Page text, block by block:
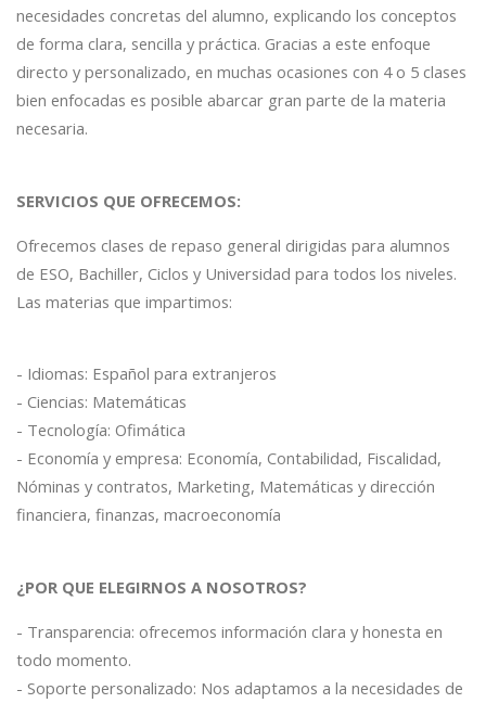
necesidades concretas del alumno, explicando los conceptos
de forma clara, sencilla y práctica. Gracias a este enfoque
directo y personalizado, en muchas ocasiones con 4 o 5 clases
bien enfocadas es posible abarcar gran parte de la materia
necesaria.
SERVICIOS QUE OFRECEMOS:
Ofrecemos clases de repaso general dirigidas para alumnos
de ESO, Bachiller, Ciclos y Universidad para todos los niveles.
Las materias que impartimos:
- Idiomas: Español para extranjeros
- Ciencias: Matemáticas
- Tecnología: Ofimática
- Economía y empresa: Economía, Contabilidad, Fiscalidad,
Nóminas y contratos, Marketing, Matemáticas y dirección
financiera, finanzas, macroeconomía
¿POR QUE ELEGIRNOS A NOSOTROS?
- Transparencia: ofrecemos información clara y honesta en
todo momento.
- Soporte personalizado: Nos adaptamos a la necesidades de